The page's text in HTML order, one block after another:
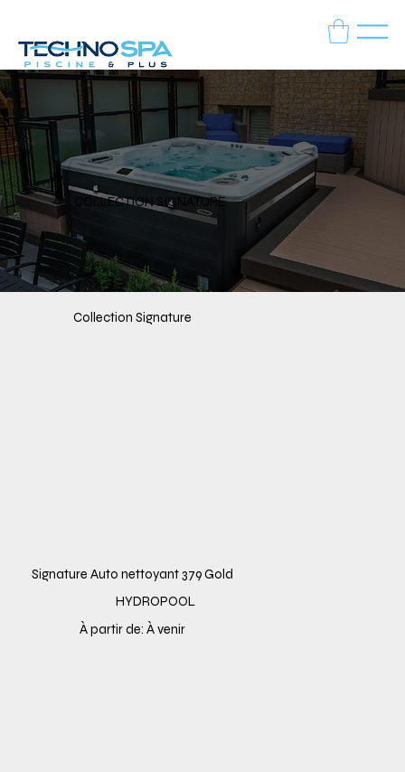
COLLECTION SIGNATURE
Collection Signature
Signature Auto nettoyant 379 Gold
HYDROPOOL
À partir de: À venir